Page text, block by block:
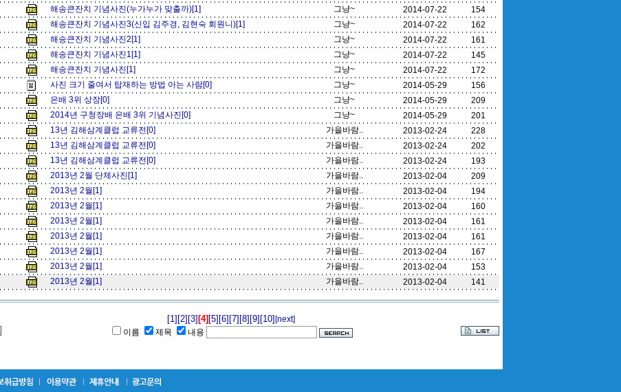
해송큰잔치 기념사진(누가누가 맞출까)[1] 그냥~ 2014-07-22
154
해송큰잔치 기념사진3(신입 김주경, 김현숙 회원니)[1] 그냥~ 2014-07-22
162
해송큰잔치 기념사진2[1] 그냥~ 2014-07-22
161
해송큰잔치 기념사진1[1] 그냥~ 2014-07-22
145
해송큰잔치 기념사진[1] 그냥~ 2014-07-22
172
사진 크기 줄여서 탑재하는 방법 아는 사람[0] 그냥~ 2014-05-29
156
은배 3위 상장[0] 그냥~ 2014-05-29
209
2014년 구청장배 은배 3위 기념사진[0] 그냥~ 2014-05-29
201
13년 김해삼계클럽 교류전[0] 가을바람.. 2013-02-24
228
13년 김해삼계클럽 교류전[0] 가을바람.. 2013-02-24
202
13년 김해삼계클럽 교류전[0] 가을바람.. 2013-02-24
193
2013년 2월 단체사진[1] 가을바람.. 2013-02-04
209
2013년 2월[1] 가을바람.. 2013-02-04
194
2013년 2월[1] 가을바람.. 2013-02-04
160
2013년 2월[1] 가을바람.. 2013-02-04
161
2013년 2월[1] 가을바람.. 2013-02-04
161
2013년 2월[1] 가을바람.. 2013-02-04
167
2013년 2월[1] 가을바람.. 2013-02-04
153
2013년 2월[1] 가을바람.. 2013-02-04 141
[1] [2] [3] [4] [5] [6] [7] [8] [9] [10] [next]
이름
제목 내용